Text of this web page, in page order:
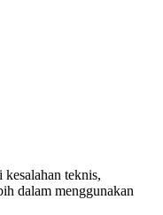
teknis,
dalam menggunakan